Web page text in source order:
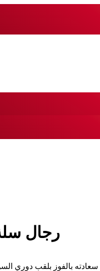
رجال
بالفوز بلقب دوري